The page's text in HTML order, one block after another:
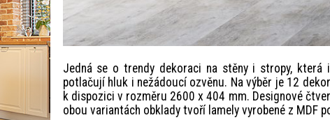
Jedná se o trendy dekoraci na stěny i stropy,
potlačují hluk i nežádoucí ozvěnu. Na výběr je 12
k dispozici v rozměru 2600 x 404 mm. Designové
obou variantách obklady tvoří lamely vyrobené z MDF